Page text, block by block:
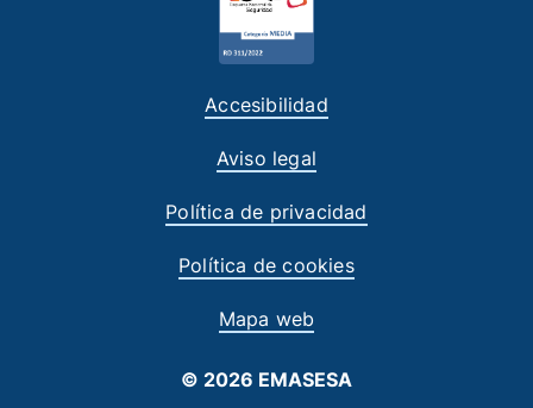
Accesibilidad
Aviso legal
Política de privacidad
Política de cookies
Mapa web
© 2026 EMASESA